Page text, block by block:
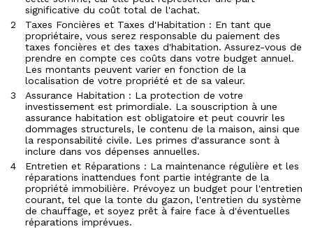
significative du coût total de l'achat.
Taxes Foncières et Taxes d'Habitation : En tant que
propriétaire, vous serez responsable du paiement des
taxes foncières et des taxes d'habitation. Assurez-vous de
prendre en compte ces coûts dans votre budget annuel.
Les montants peuvent varier en fonction de la
localisation de votre propriété et de sa valeur.
Assurance Habitation : La protection de votre
investissement est primordiale. La souscription à une
assurance habitation est obligatoire et peut couvrir les
dommages structurels, le contenu de la maison, ainsi que
la responsabilité civile. Les primes d'assurance sont à
inclure dans vos dépenses annuelles.
Entretien et Réparations : La maintenance régulière et les
réparations inattendues font partie intégrante de la
propriété immobilière. Prévoyez un budget pour l'entretien
courant, tel que la tonte du gazon, l'entretien du système
de chauffage, et soyez prêt à faire face à d'éventuelles
réparations imprévues.